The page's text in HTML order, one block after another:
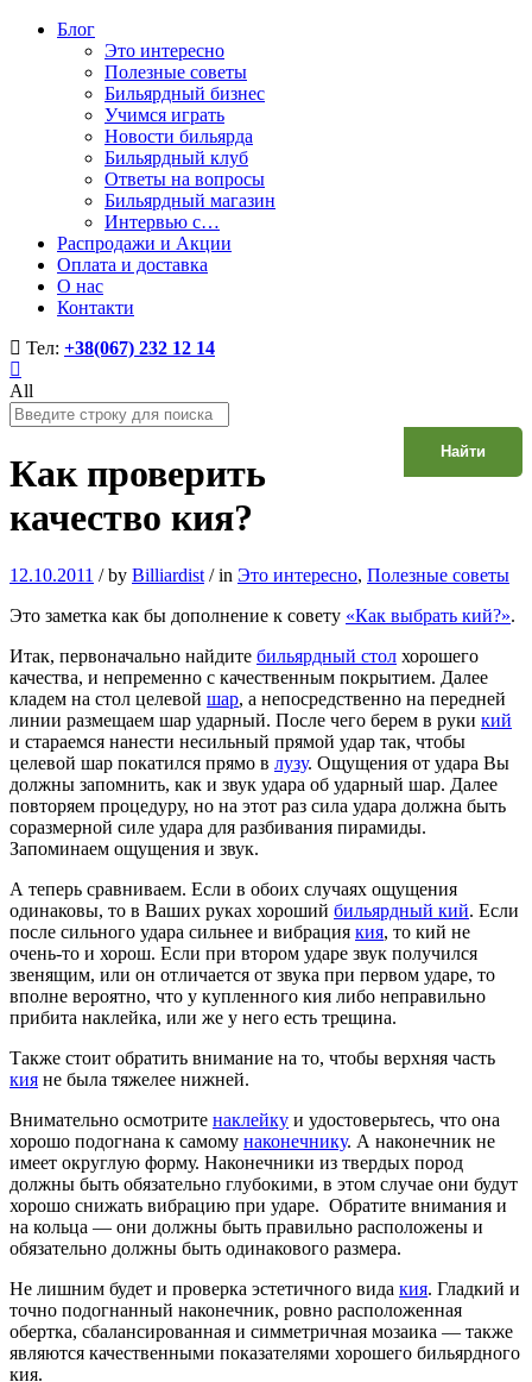
Блог
Это интересно
Полезные советы
Бильярдный бизнес
Учимся играть
Новости бильярда
Бильярдный клуб
Ответы на вопросы
Бильярдный магазин
Интервью с…
Распродажи и Акции
Оплата и доставка
О нас
Контакти
Тел: +38(067) 232 12 14
All
Найти
Как проверить
качество кия?
12.10.2011 /by Billiardist/in Это интересно, Полезные советы
Это заметка как бы дополнение к совету «Как выбрать кий?».
Итак, первоначально найдите бильярдный стол хорошего
качества, и непременно с качественным покрытием. Далее
кладем на стол целевой шар, а непосредственно на передней
линии размещаем шар ударный. После чего берем в руки кий
и стараемся нанести несильный прямой удар так, чтобы
целевой шар покатился прямо в лузу. Ощущения от удара Вы
должны запомнить, как и звук удара об ударный шар. Далее
повторяем процедуру, но на этот раз сила удара должна быть
соразмерной силе удара для разбивания пирамиды.
Запоминаем ощущения и звук.
А теперь сравниваем. Если в обоих случаях ощущения
одинаковы, то в Ваших руках хороший бильярдный кий. Если
после сильного удара сильнее и вибрация кия, то кий не
очень-то и хорош. Если при втором ударе звук получился
звенящим, или он отличается от звука при первом ударе, то
вполне вероятно, что у купленного кия либо неправильно
прибита наклейка, или же у него есть трещина.
Также стоит обратить внимание на то, чтобы верхняя часть
кия не была тяжелее нижней.
Внимательно осмотрите наклейку и удостоверьтесь, что она
хорошо подогнана к самому наконечнику. А наконечник не
имеет округлую форму. Наконечники из твердых пород
должны быть обязательно глубокими, в этом случае они будут
хорошо снижать вибрацию при ударе. Обратите внимания и
на кольца — они должны быть правильно расположены и
обязательно должны быть одинакового размера.
Не лишним будет и проверка эстетичного вида кия. Гладкий и
точно подогнанный наконечник, ровно расположенная
обертка, сбалансированная и симметричная мозаика — также
являются качественными показателями хорошего бильярдного
кия.